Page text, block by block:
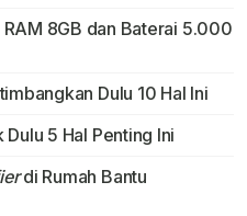
8GB dan Baterai 5.000
Dulu 10 Hal Ini
Dulu 5 Hal Penting Ini
di Rumah Bantu